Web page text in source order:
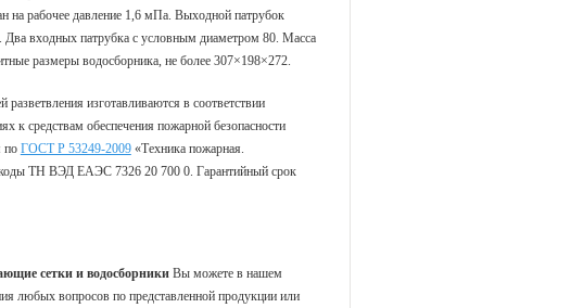
на рабочее давление 1,6 мПа. Выходной патрубок
входных патрубка с условным диаметром 80. Масса
размеры водосборника, не более 307×198×272.
изготавливаются в соответствии
к средствам обеспечения пожарной безопасности
по ГОСТ Р 53249-2009«Техника пожарная.
ТН ВЭД ЕАЭС 7326 20 700 0. Гарантийный срок
сетки и водосборникиВы можете в нашем
любых вопросов по представленной продукции или